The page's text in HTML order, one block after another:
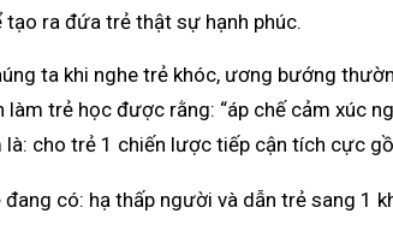
ra đứa trẻ thật sự hạnh phúc.
ta khi nghe trẻ khóc, ương bướng
trẻ học được rằng: “áp chế cảm xúc
là: cho trẻ 1 chiến lược tiếp cận tích cực
đang có: hạ thấp người và dẫn trẻ sang 1